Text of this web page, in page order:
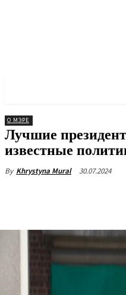
О МЭРЕ
Лучшие
известные
By Khrystyna Mural 30.07.2024